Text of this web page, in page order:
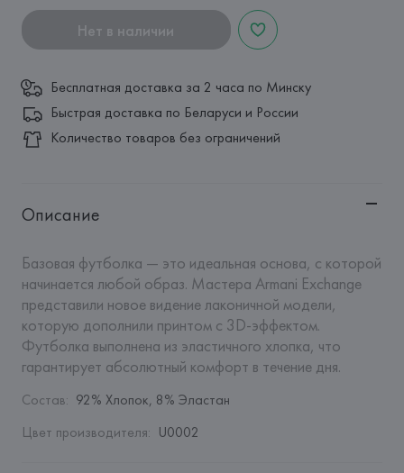
Нет в наличии
Бесплатная доставка за 2 часа по Минску
Быстрая доставка по Беларуси и России
Количество товаров без ограничений
Описание
Базовая футболка — это идеальная основа, с которой
начинается любой образ. Мастера Armani Exchange
представили новое видение лаконичной модели,
которую дополнили принтом с 3D-эффектом.
Футболка выполнена из эластичного хлопка, что
гарантирует абсолютный комфорт в течение дня.
Состав: 92% Хлопок, 8% Эластан
Цвет производителя: U0002